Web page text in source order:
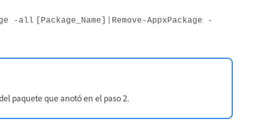
-all [Package_Name] | Remove-AppxPackage -
paquete que anotó en el paso 2.